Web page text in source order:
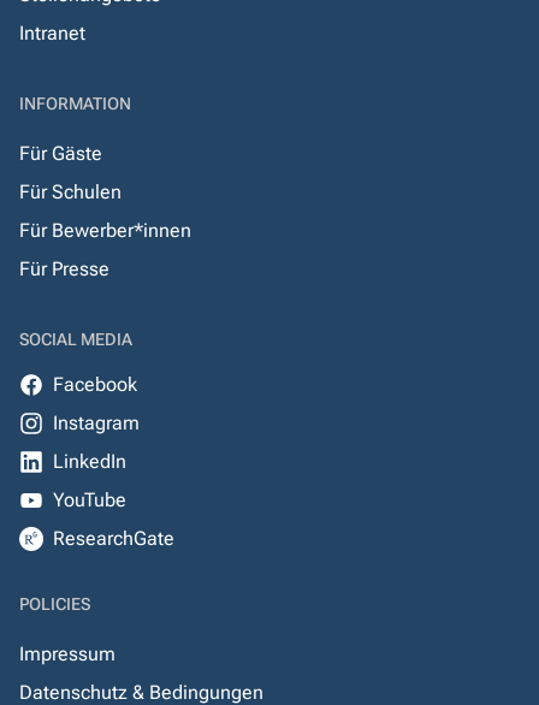
Intranet
INFORMATION
Für Gäste
Für Schulen
Für Bewerber*innen
Für Presse
SOCIAL MEDIA
Facebook
Instagram
LinkedIn
YouTube
ResearchGate
POLICIES
Impressum
Datenschutz & Bedingungen